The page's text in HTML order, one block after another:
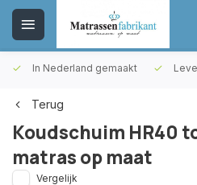
In Nederland gemaakt
Terug
Koudschuim HR40
matras op maat
Vergelijk